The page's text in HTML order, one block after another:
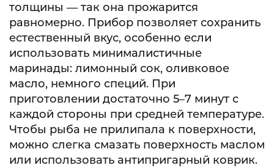
толщины — так она прожарится
равномерно. Прибор позволяет сохранить
естественный вкус, особенно если
использовать минималистичные
маринады: лимонный сок, оливковое
масло, немного специй. При
приготовлении достаточно 5–7 минут с
каждой стороны при средней температуре.
Чтобы рыба не прилипала к поверхности,
можно слегка смазать поверхность маслом
или использовать антипригарный коврик.